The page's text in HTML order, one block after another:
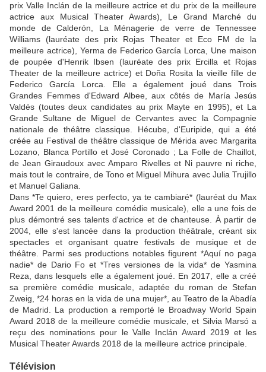
prix Valle Inclán de la meilleure actrice et du prix de la meilleure
actrice aux Musical Theater Awards), Le Grand Marché du
monde de Calderón, La Ménagerie de verre de Tennessee
Williams (lauréate des prix Rojas Theater et Eco FM de la
meilleure actrice), Yerma de Federico García Lorca, Une maison
de poupée d'Henrik Ibsen (lauréate des prix Ercilla et Rojas
Theater de la meilleure actrice) et Doña Rosita la vieille fille de
Federico García Lorca. Elle a également joué dans Trois
Grandes Femmes d'Edward Albee, aux côtés de María Jesús
Valdés (toutes deux candidates au prix Mayte en 1995), et La
Grande Sultane de Miguel de Cervantes avec la Compagnie
nationale de théâtre classique. Hécube, d'Euripide, qui a été
créée au Festival de théâtre classique de Mérida avec Margarita
Lozano, Blanca Portillo et José Coronado ; La Folle de Chaillot,
de Jean Giraudoux avec Amparo Rivelles et Ni pauvre ni riche,
mais tout le contraire, de Tono et Miguel Mihura avec Julia Trujillo
et Manuel Galiana.
Dans *Te quiero, eres perfecto, ya te cambiaré* (lauréat du Max
Award 2001 de la meilleure comédie musicale), elle a une fois de
plus démontré ses talents d'actrice et de chanteuse. À partir de
2004, elle s'est lancée dans la production théâtrale, créant six
spectacles et organisant quatre festivals de musique et de
théâtre. Parmi ses productions notables figurent *Aquí no paga
nadie* de Dario Fo et *Tres versiones de la vida* de Yasmina
Reza, dans lesquels elle a également joué. En 2017, elle a créé
sa première comédie musicale, adaptée du roman de Stefan
Zweig, *24 horas en la vida de una mujer*, au Teatro de la Abadía
de Madrid. La production a remporté le Broadway World Spain
Award 2018 de la meilleure comédie musicale, et Silvia Marsó a
reçu des nominations pour le Valle Inclán Award 2019 et les
Musical Theater Awards 2018 de la meilleure actrice principale.
Télévision